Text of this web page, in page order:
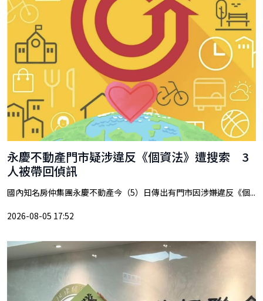
永慶不動產門市疑涉違反《個資法》遭搜索 3
人被帶回偵訊
國內知名房仲集團永慶不動產今（5）日傳出有門市因涉嫌違反《個...
2026-08-05 17:52